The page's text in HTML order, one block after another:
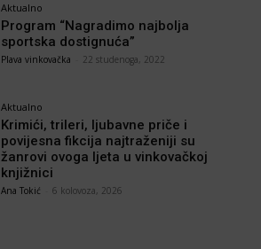
Aktualno
Program “Nagradimo najbolja
sportska dostignuća”
Plava vinkovačka 22 studenoga, 2022
Aktualno
Krimići, trileri, ljubavne priče i
povijesna fikcija najtraženiji su
žanrovi ovoga ljeta u vinkovačkoj
knjižnici
Ana Tokić 6 kolovoza, 2026